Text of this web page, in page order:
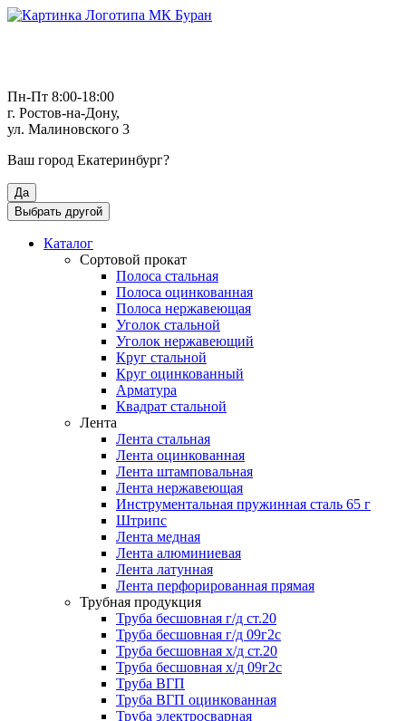
Пн-Пт 8:00-18:00
г. Ростов-на-Дону,
ул. Малиновского 3
Ваш город Екатеринбург?
Да
Выбрать другой
Каталог
Сортовой прокат
Полоса стальная
Полоса оцинкованная
Полоса нержавеющая
Уголок стальной
Уголок нержавеющий
Круг стальной
Круг оцинкованный
Арматура
Квадрат стальной
Лента
Лента стальная
Лента оцинкованная
Лента штамповальная
Лента нержавеющая
Инструментальная пружинная сталь 65 г
Штрипс
Лента медная
Лента алюминиевая
Лента латунная
Лента перфорированная прямая
Трубная продукция
Труба бесшовная г/д ст.20
Труба бесшовная г/д 09г2с
Труба бесшовная х/д ст.20
Труба бесшовная х/д 09г2с
Труба ВГП
Труба ВГП оцинкованная
Труба электросварная